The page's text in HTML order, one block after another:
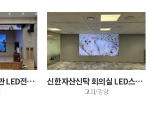
세화고등학교 체육관 LED전광판 신한자산신탁 회의실 LED스크린 설치
교회/강당